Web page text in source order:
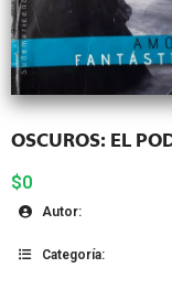
OSCUROS: EL
$0
Autor:
Categoría: